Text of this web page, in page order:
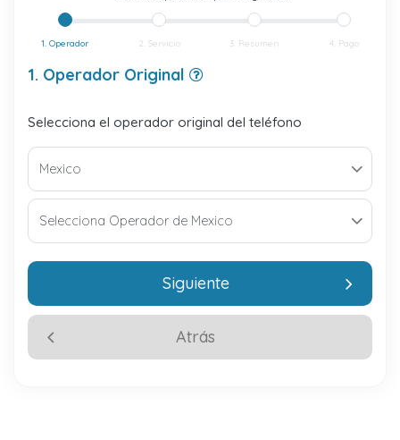
1. Operador 2. Servicio 3. Resumen 4. Pago
1. Operador Original
Selecciona el operador original del teléfono
Atrás
Siguiente